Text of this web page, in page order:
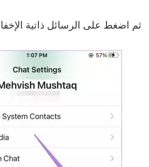
ثم اضغط على الرسائل ذاتية